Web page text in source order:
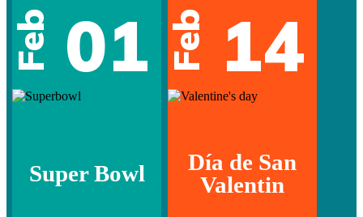
Feb 01
Super Bowl
Feb 14
Día de San
Valentin